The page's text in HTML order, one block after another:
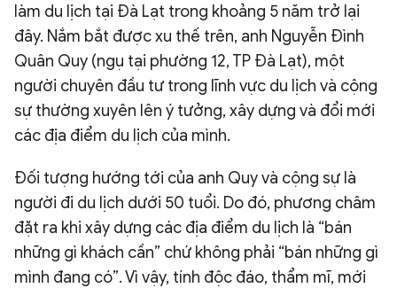
làm du lịch tại Đà Lạt trong khoảng 5 năm trở lại
đây. Nắm bắt được xu thế trên, anh Nguyễn Đình
Quân Quy (ngụ tại phường 12, TP Đà Lạt), một
người chuyên đầu tư trong lĩnh vực du lịch và cộng
sự thường xuyên lên ý tưởng, xây dựng và đổi mới
các địa điểm du lịch của mình.
Đối tượng hướng tới của anh Quy và cộng sự là
người đi du lịch dưới 50 tuổi. Do đó, phương châm
đặt ra khi xây dựng các địa điểm du lịch là “bán
những gì khách cần” chứ không phải “bán những gì
mình đang có”. Vì vậy, tính độc đáo, thẩm mĩ, mới